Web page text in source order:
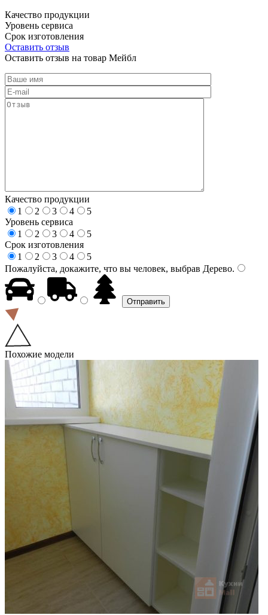
Качество продукции
Уровень сервиса
Срок изготовления
Оставить отзыв
Оставить отзыв на товар Мейбл
Качество продукции
1
2 3 4
5
Уровень сервиса
1
2 3 4
5
Срок изготовления
1
2 3 4
5
Пожалуйста, докажите, что вы человек, выбрав Дерево.
Похожие модели